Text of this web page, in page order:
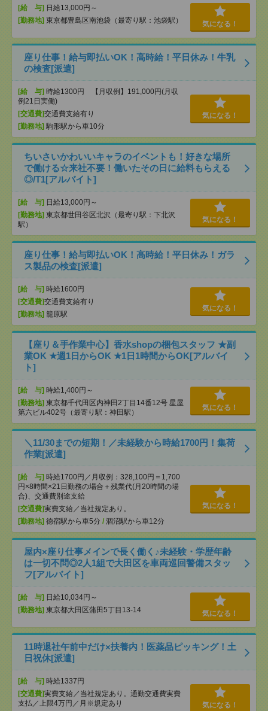
[給 与] 日給13,000円～
[勤務地] 東京都豊島区南池袋（最寄り駅：池袋駅） 気になる！
座り仕事！給与即払いOK！高時給！平日休み！牛乳
の検査[派遣]
[給 与] 時給1300円 【月収例】191,000円(月収
例21日実働)
[交通費]交通費支給有り
[勤務地] 駒形駅から車10分
気になる！
ちいさいかわいいキャラのイベントも！好きな場所
で働ける☆来社不要！働いたその日に給料もらえる
◎/T1[アルバイト]
[給 与] 日給13,000円～
[勤務地] 東京都世田谷区北沢（最寄り駅：下北沢
駅）
気になる！
座り仕事！給与即払いOK！高時給！平日休み！ガラ
ス製品の検査[派遣]
[給 与] 時給1600円
[交通費]交通費支給有り
[勤務地] 籠原駅
気になる！
【座り＆手作業中心】香水shopの梱包スタッフ ★副
業OK ★週1日からOK ★1日1時間からOK[アルバイ
ト]
[給 与] 時給1,400円～
[勤務地] 東京都千代田区内神田2丁目14番12号 星屋
第六ビル402号（最寄り駅：神田駅）
気になる！
＼11/30までの短期！／未経験から時給1700円！集荷
作業[派遣]
[給 与] 時給1700円／月収例：328,100円＝1,700
円×8時間×21日勤務の場合＋残業代(月20時間の場
合)、交通費別途支給
[交通費]実費支給／当社規定あり。
[勤務地] 徳宿駅から車5分 / 涸沼駅から車12分
気になる！
屋内×座り仕事メインで長く働く♪未経験・学歴年齢
は一切不問◎2人1組で大田区を車両巡回警備スタッ
フ[アルバイト]
[給 与] 日給10,034円～
[勤務地] 東京都大田区蒲田5丁目13-14 気になる！
11時退社午前中だけ×扶養内！医薬品ピッキング！土
日祝休[派遣]
[給 与] 時給1337円
[交通費]実費支給／当社規定あり。通勤交通費実費
支払／上限4万円／月※規定あり
気になる！